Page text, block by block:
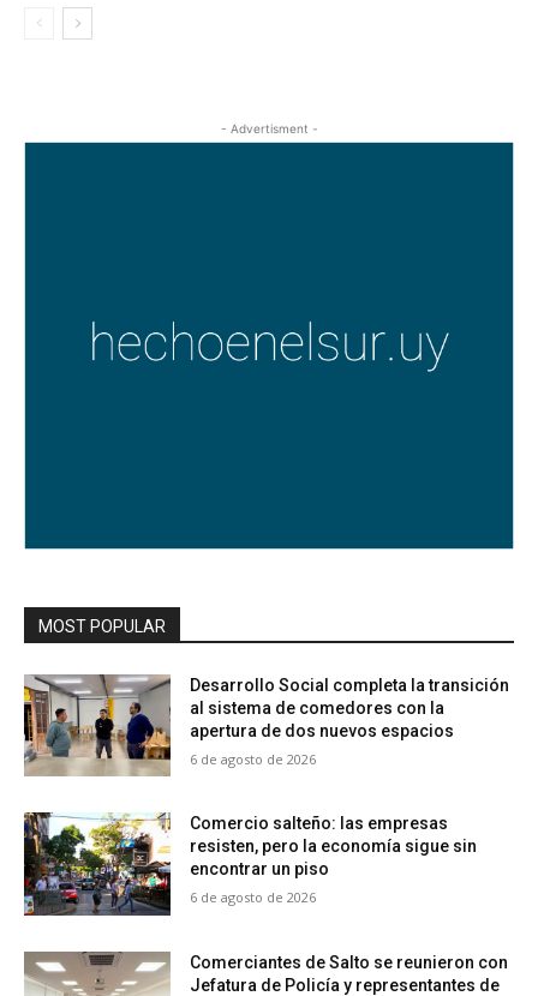
- Advertisment -
MOST POPULAR
Desarrollo Social completa la transición
al sistema de comedores con la
apertura de dos nuevos espacios
6 de agosto de 2026
Comercio salteño: las empresas
resisten, pero la economía sigue sin
encontrar un piso
6 de agosto de 2026
Comerciantes de Salto se reunieron con
Jefatura de Policía y representantes de